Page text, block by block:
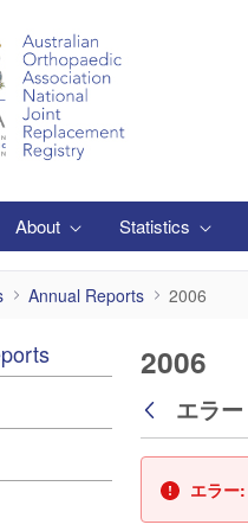
About Statistics
Annual Reports 2006
2006
戻る
エラー
エラー: